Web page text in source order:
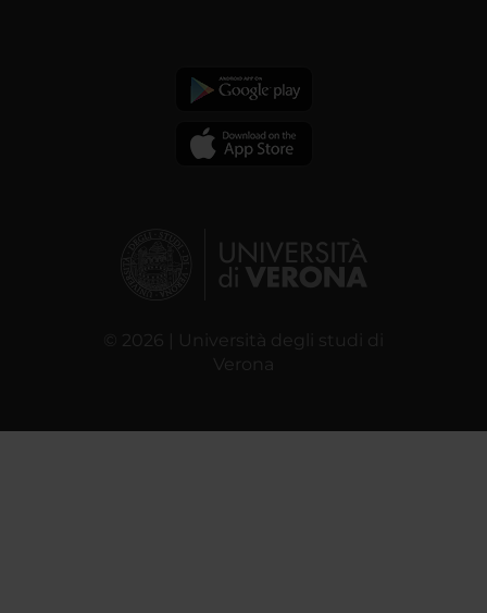
© 2026 | Università degli studi di
Verona